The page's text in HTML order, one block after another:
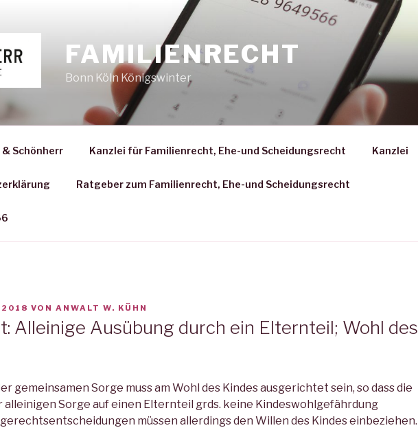
FAMILIENRECHT
Bonn Köln Königswinter
Schönherr Kanzlei für Familienrecht, Ehe-und Scheidungsrecht Kanzlei
Ratgeber zum Familienrecht, Ehe-und Scheidungsrecht
2018 VON ANWALT W. KÜHN
Alleinige Ausübung durch ein Elternteil; Wohl des
gemeinsamen Sorge muss am Wohl des Kindes ausgerichtet sein, so dass die
alleinigen Sorge auf einen Elternteil grds. keine Kindeswohlgefährdung
müssen allerdings den Willen des Kindes einbeziehen.